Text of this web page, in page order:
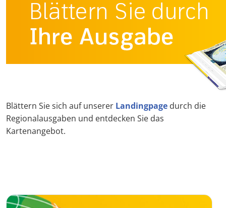
Blättern Sie sich auf unserer Landingpage durch die
Regionalausgaben und entdecken Sie das
Kartenangebot.